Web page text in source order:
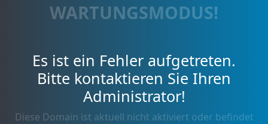
WARTUNGSMODUS!
Es ist ein Fehler aufgetreten.
Bitte kontaktieren Sie Ihren
Administrator!
Diese Domain ist aktuell nicht aktiviert oder befindet